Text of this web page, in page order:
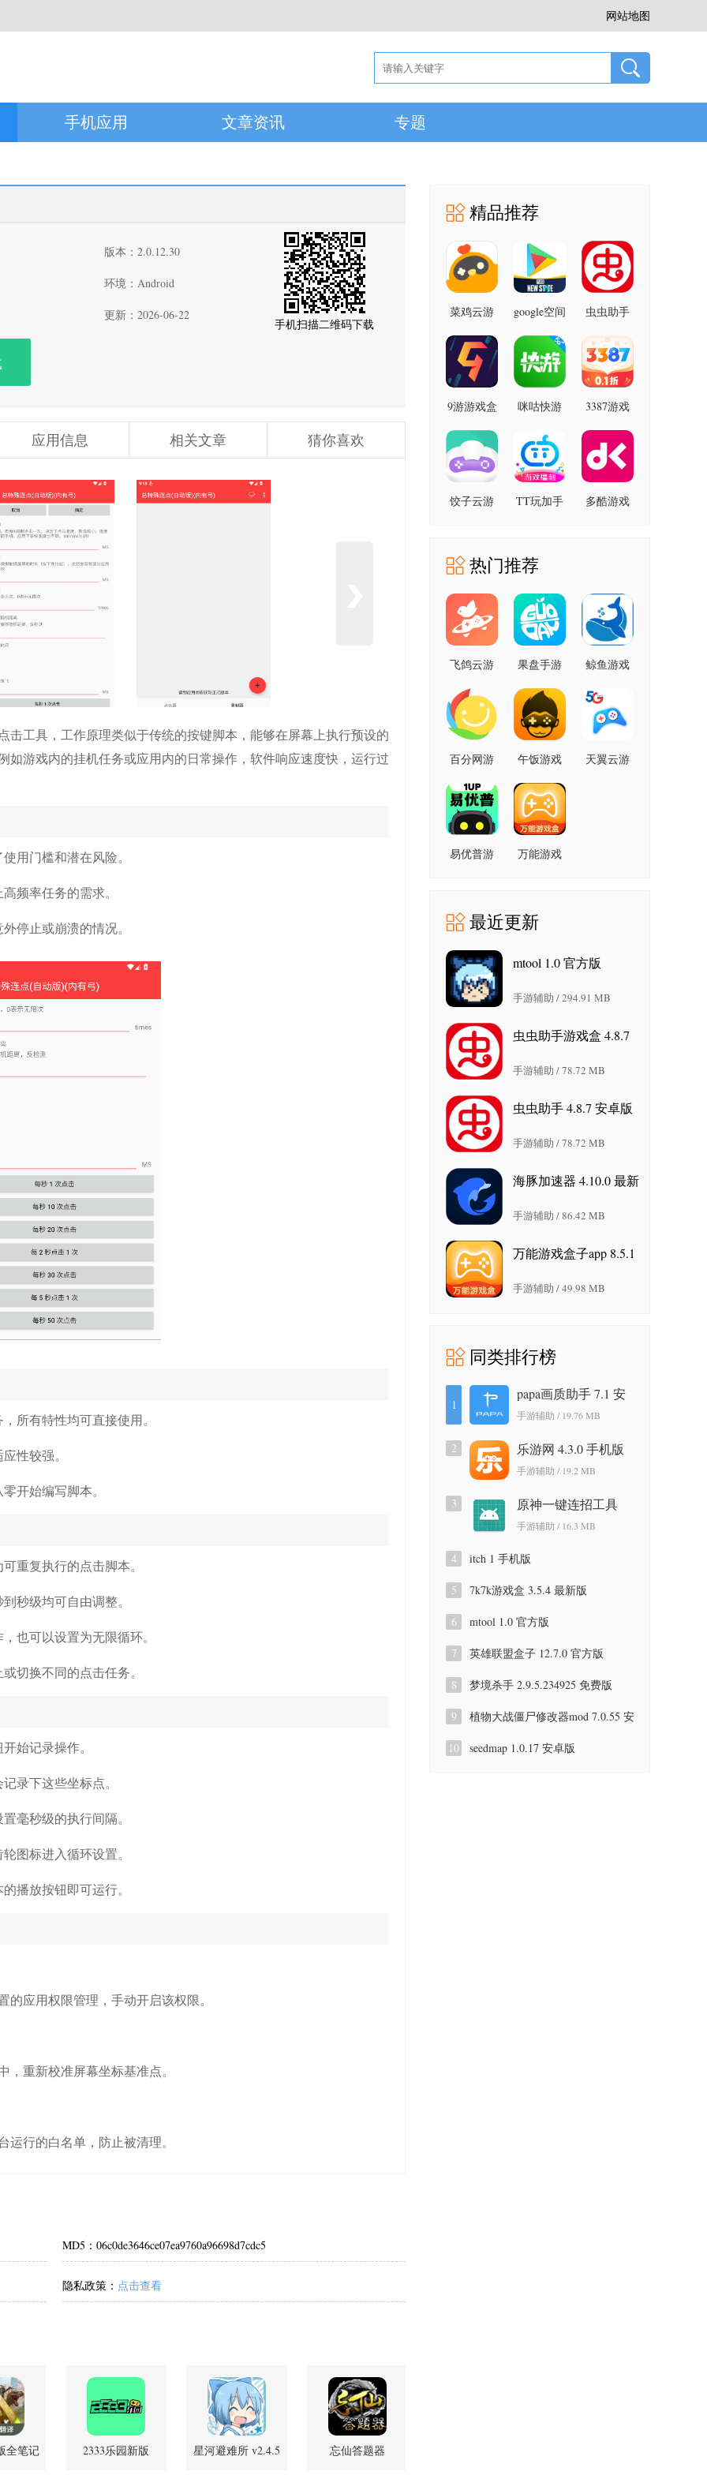
网站地图
手机应用 文章资讯 专题
版本：2.0.12.30
环境：Android
更新：2026-06-22
手机扫描二维码下载
应用信息 相关文章 猜你喜欢
击工具，工作原理类似于传统的按键脚本，能够在屏幕上执行预设的
如游戏内的挂机任务或应用内的日常操作，软件响应速度快，运行过
用门槛和潜在风险。
频率任务的需求。
停止或崩溃的情况。
所有特性均可直接使用。
性较强。
开始编写脚本。
重复执行的点击脚本。
秒级均可自由调整。
也可以设置为无限循环。
切换不同的点击任务。
始记录操作。
录下这些坐标点。
毫秒级的执行间隔。
图标进入循环设置。
播放按钮即可运行。
应用权限管理，手动开启该权限。
重新校准屏幕坐标基准点。
行的白名单，防止被清理。
MD5：06c0de3646ce07ea9760a96698d7cdc5
隐私政策： 点击查看
全笔记
2333乐园新版
星河避难所 v2.4.5
忘仙答题器
精品推荐
菜鸡云游
新版
google空间
虫虫助手
版
9游游戏盒
安卓版
咪咕快游
机版
3387游戏
饺子云游
TT玩加手
多酷游戏
热门推荐
飞鸽云游
卓版
果盘手游
安卓版
鲸鱼游戏
版
百分网游
6.1.7 安卓
版
午饭游戏
安卓版
天翼云游
易优普游
万能游戏
最近更新
mtool 1.0 官方版
手游辅助 / 294.91 MB
虫虫助手游戏盒 4.8.7
手游辅助 / 78.72 MB
虫虫助手 4.8.7 安卓版
手游辅助 / 78.72 MB
海豚加速器 4.10.0 最新
手游辅助 / 86.42 MB
万能游戏盒子app 8.5.1
手游辅助 / 49.98 MB
同类排行榜
1
papa画质助手 7.1 安
卓版
手游辅助 / 19.76 MB
2 乐游网 4.3.0 手机版
手游辅助 / 19.2 MB
3
原神一键连招工具
v150.00.00.2506051124
手游辅助 / 16.3 MB
4 itch 1 手机版
5 7k7k游戏盒 3.5.4 最新版
6 mtool 1.0 官方版
7 英雄联盟盒子 12.7.0 官方版
8 梦境杀手 2.9.5.234925 免费版
9
植物大战僵尸修改器mod 7.0.55 安
10
seedmap 1.0.17 安卓版